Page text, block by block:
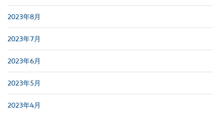
2023年8月
2023年7月
2023年6月
2023年5月
2023年4月